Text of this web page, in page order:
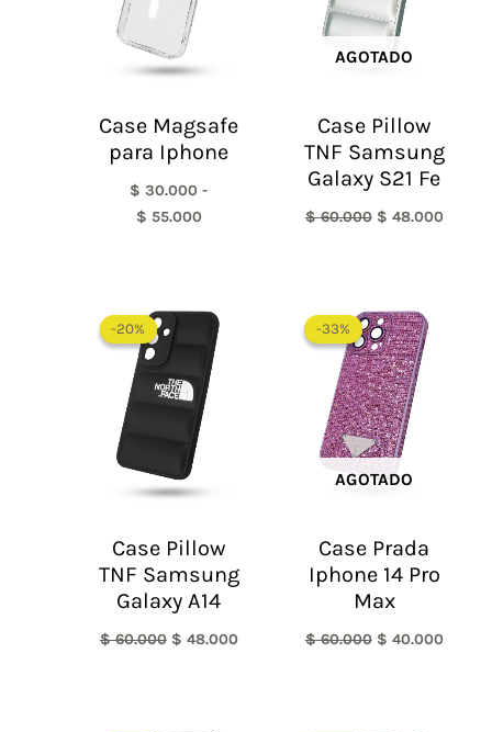
Case Magsafe
para Iphone
$ 30.000 -
$ 55.000
AGOTADO
Case Pillow
TNF Samsung
Galaxy S21 Fe
$60.000 $ 48.000
-20%
-20%
Case Pillow
TNF Samsung
Galaxy A14
$60.000
precio
original
era:
$ 60.000.
$ 48.000
-33%
AGOTADO
-33%
Case Prada
Iphone 14 Pro
Max
$60.000
precio
original
era:
$ 60.000.
$ 40.000